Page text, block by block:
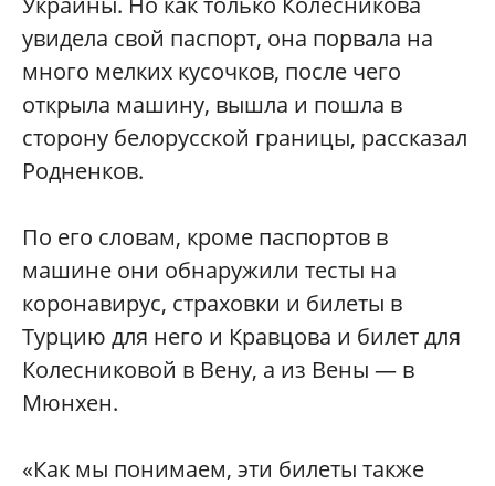
увидела свой паспорт, она порвала на
много мелких кусочков, после чего
открыла машину, вышла и пошла в
сторону белорусской границы, рассказал
Родненков.
По его словам, кроме паспортов в
машине они обнаружили тесты на
коронавирус, страховки и билеты в
Турцию для него и Кравцова и билет для
Колесниковой в Вену, а из Вены — в
Мюнхен.
«Как мы понимаем, эти билеты также